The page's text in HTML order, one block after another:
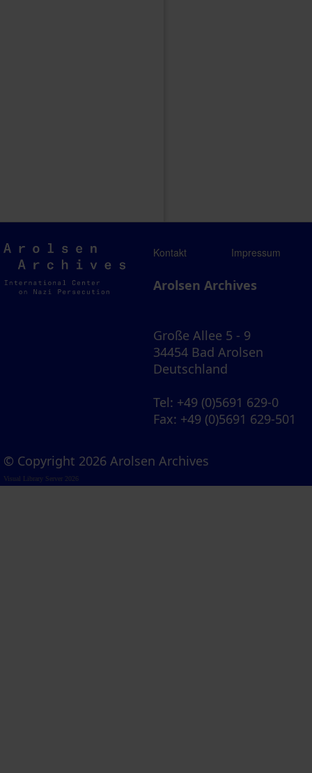
Arolsen
Archives
Kontakt Impressum
Arolsen Archives
Große Allee 5 - 9
34454 Bad Arolsen
Deutschland
Tel: +49 (0)5691 629-0
Fax: +49 (0)5691 629-501
© Copyright 2026 Arolsen Archives
Visual Library Server 2026